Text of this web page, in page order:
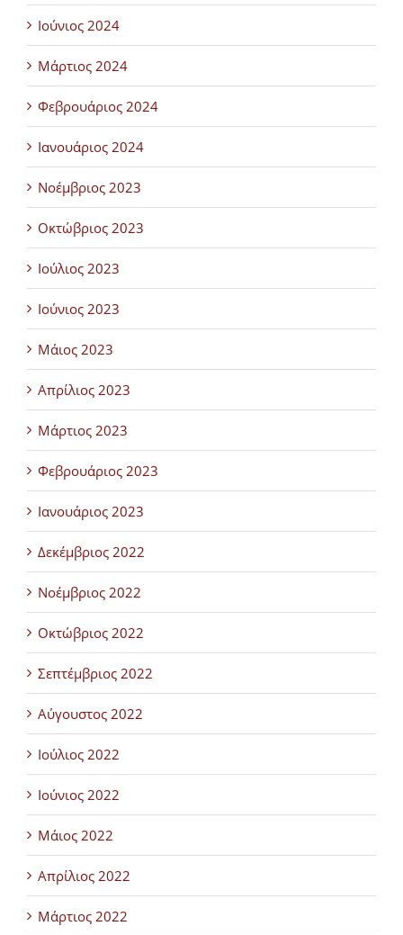
Ιούνιος 2024
Μάρτιος 2024
Φεβρουάριος 2024
Ιανουάριος 2024
Νοέμβριος 2023
Οκτώβριος 2023
Ιούλιος 2023
Ιούνιος 2023
Μάιος 2023
Απρίλιος 2023
Μάρτιος 2023
Φεβρουάριος 2023
Ιανουάριος 2023
Δεκέμβριος 2022
Νοέμβριος 2022
Οκτώβριος 2022
Σεπτέμβριος 2022
Αύγουστος 2022
Ιούλιος 2022
Ιούνιος 2022
Μάιος 2022
Απρίλιος 2022
Μάρτιος 2022